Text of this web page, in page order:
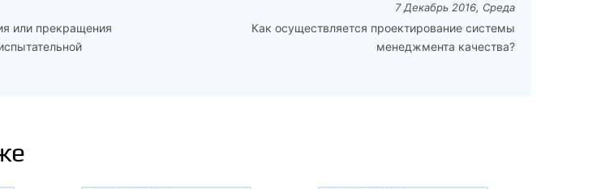
или прекращения
7 Декабрь 2016, Среда
Как осуществляется проектирование системы
менеджмента качества?